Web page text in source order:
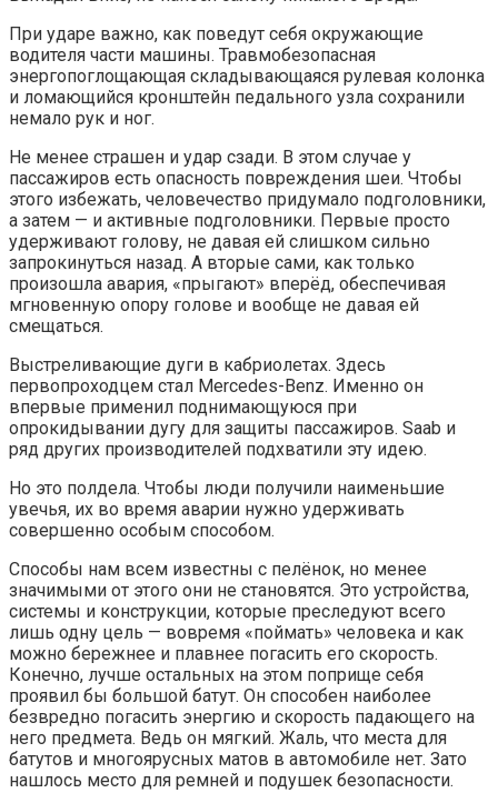
При ударе важно, как поведут себя окружающие
водителя части машины. Травмобезопасная
энергопоглощающая складывающаяся рулевая колонка
и ломающийся кронштейн педального узла сохранили
немало рук и ног.
Не менее страшен и удар сзади. В этом случае у
пассажиров есть опасность повреждения шеи. Чтобы
этого избежать, человечество придумало подголовники,
а затем — и активные подголовники. Первые просто
удерживают голову, не давая ей слишком сильно
запрокинуться назад. А вторые сами, как только
произошла авария, «прыгают» вперёд, обеспечивая
мгновенную опору голове и вообще не давая ей
смещаться.
Выстреливающие дуги в кабриолетах. Здесь
первопроходцем стал Mercedes-Benz. Именно он
впервые применил поднимающуюся при
опрокидывании дугу для защиты пассажиров. Saab и
ряд других производителей подхватили эту идею.
Но это полдела. Чтобы люди получили наименьшие
увечья, их во время аварии нужно удерживать
совершенно особым способом.
Способы нам всем известны с пелёнок, но менее
значимыми от этого они не становятся. Это устройства,
системы и конструкции, которые преследуют всего
лишь одну цель — вовремя «поймать» человека и как
можно бережнее и плавнее погасить его скорость.
Конечно, лучше остальных на этом поприще себя
проявил бы большой батут. Он способен наиболее
безвредно погасить энергию и скорость падающего на
него предмета. Ведь он мягкий. Жаль, что места для
батутов и многоярусных матов в автомобиле нет. Зато
нашлось место для ремней и подушек безопасности.